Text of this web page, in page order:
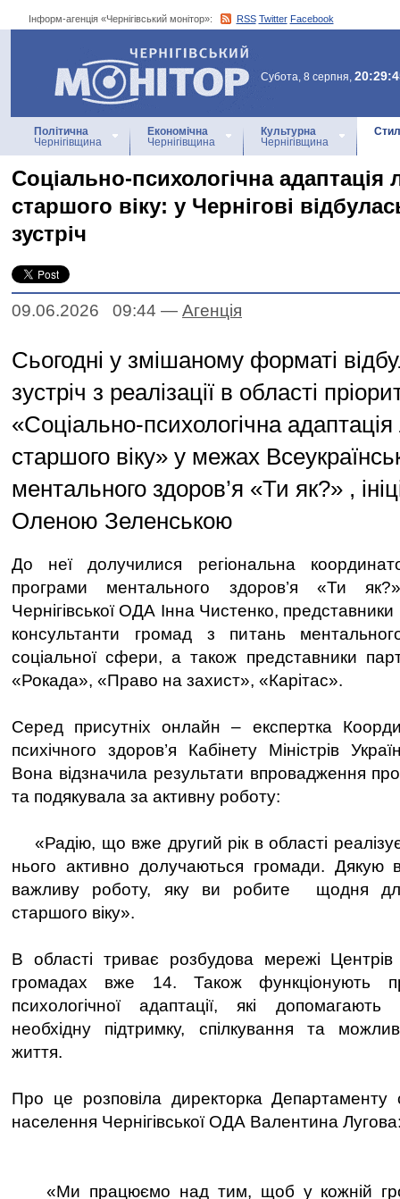
Інформ-агенція «Чернігівський монітор»: RSS Twitter Facebook
Інформ-агенція
«Чернігівський монітор»
Субота, 8 серпня,
Політична
Чернігівщина
Економічна
Чернігівщина
Культурна
Чернігівщина
Соціально-психологічна адаптація
старшого віку: у Чернігові
зустріч
09.06.2026 09:44 — Агенцiя
Сьогодні у змішаному форматі
зустріч з реалізації в області
«Соціально-психологічна
старшого віку» у межах
ментального здоров’я «Ти як?» ,
Оленою Зеленською
До неї долучилися регіональна
програми ментального здоров’я «Ти
Чернігівської ОДА Інна Чистенко,
консультанти громад з питань
соціальної сфери, а також представники
«Рокада», «Право на захист», «Карітас».
Серед присутніх онлайн – експертка
психічного здоров’я Кабінету Міністрів
Вона відзначила результати впровадження
та подякувала за активну роботу:
«Радію, що вже другий рік в області
нього активно долучаються громади. Дякую
важливу роботу, яку ви робите щодня
старшого віку».
В області триває розбудова мережі Центрів
громадах вже 14. Також функціонують
психологічної адаптації, які
необхідну підтримку, спілкування та
життя.
Про це розповіла директорка Департаменту
населення Чернігівської ОДА Валентина
«Ми працюємо над тим, щоб у кожній